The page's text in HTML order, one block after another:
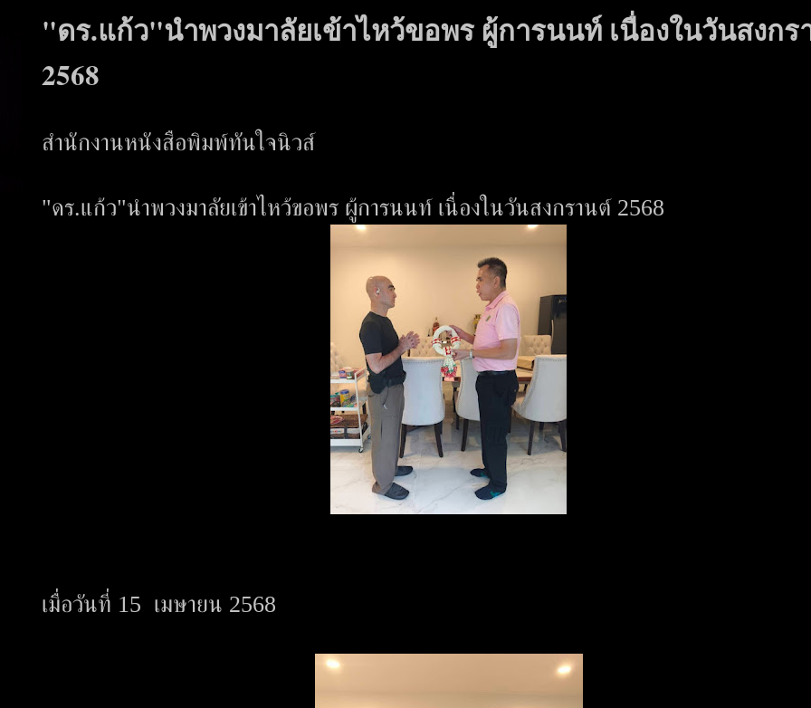
"ดร.แก้ว"นำพวงมาลัยเข้าไหว้ขอพร ผู้การนนท์ เนื่องในวันสงกร
2568
สำนักงานหนังสือพิมพ์ทันใจนิวส์
"ดร.แก้ว"นำพวงมาลัยเข้าไหว้ขอพร ผู้การนนท์ เนื่องในวันสงกรานต์ 2568
เมื่อวันที่ 15 เมษายน 2568